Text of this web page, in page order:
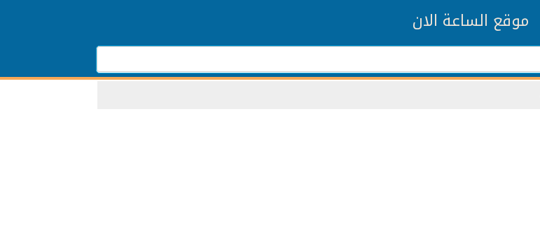
موقع الساعة الان